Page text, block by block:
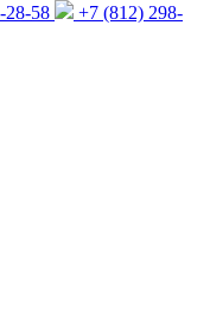
28-58
+7 (812) 298-